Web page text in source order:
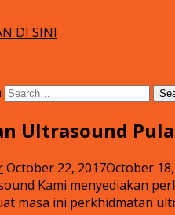
DI SINI
Ultrasound
October 22, 2017October
Kami menyediakan
masa ini perkhidmatan